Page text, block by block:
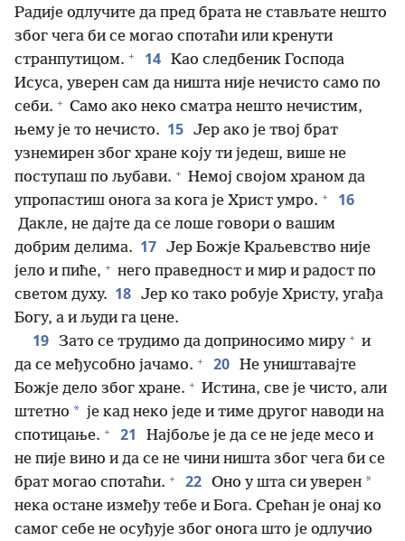
Радије одлучите да пред брата не стављате нешто
због чега би се могао спотаћи или кренути
странпутицом. + 14 Као следбеник Господа
Исуса, уверен сам да ништа није нечисто само по
себи. + Само ако неко сматра нешто нечистим,
њему је то нечисто. 15 Јер ако је твој брат
узнемирен због хране коју ти једеш, више не
поступаш по љубави. + Немој својом храном да
упропастиш онога за кога је Христ умро. + 16
Дакле, не дајте да се лоше говори о вашим
добрим делима. 17 Јер Божје Краљевство није
јело и пиће, + него праведност и мир и радост по
светом духу. 18 Јер ко тако робује Христу, угађа
Богу, а и људи га цене.
19 Зато се трудимо да доприносимо миру + и
да се међусобно јачамо. + 20 Не уништавајте
Божје дело због хране. + Истина, све је чисто, али
штетно * је кад неко једе и тиме другог наводи на
спотицање. + 21
Најбоље је да се не једе месо и
не пије вино и да се не чини ништа због чега би се
брат могао спотаћи. + 22 Оно у шта си уверен *
нека остане између тебе и Бога. Срећан је онај ко
самог себе не осуђује због онога што је одлучио